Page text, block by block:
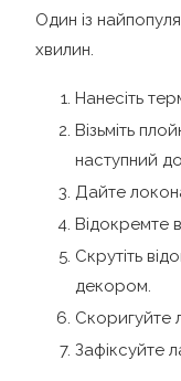
Один із
хвилин.
Нанесіть
Візьміть
наступний
Дайте
Відокремте
Скрутіть
декором.
Скоригуйте
Зафіксуйте